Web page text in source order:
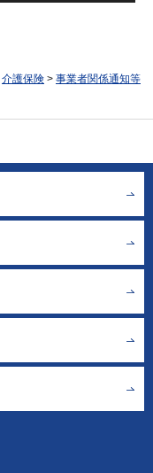
介護保険 > 事業者関係通知等